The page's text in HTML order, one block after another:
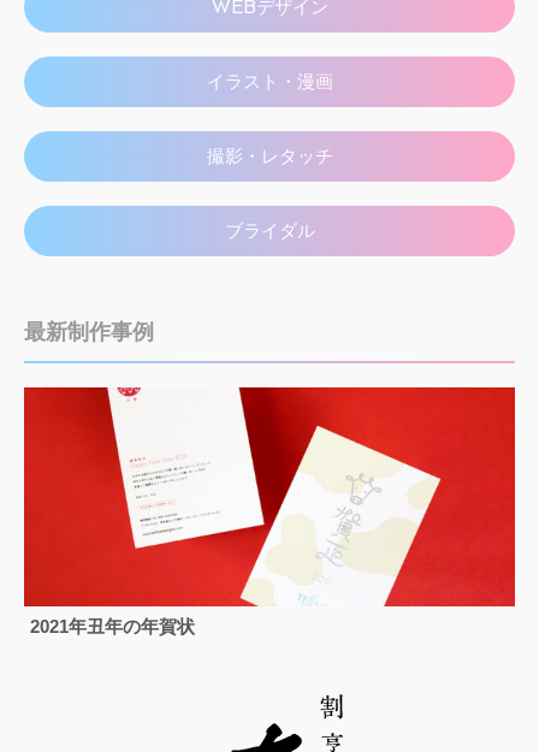
WEBデザイン
イラスト・漫画
撮影・レタッチ
ブライダル
最新制作事例
2021年丑年の年賀状